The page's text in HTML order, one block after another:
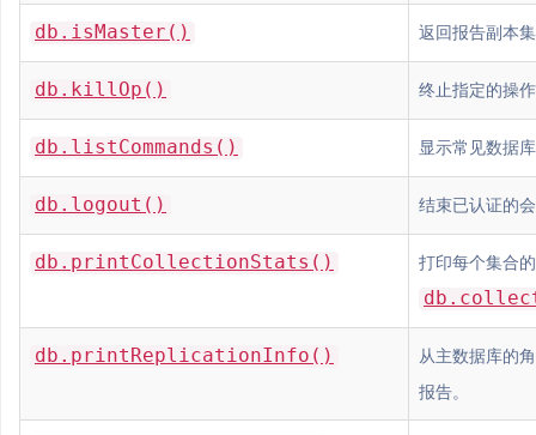
db.isMaster() 返回报告副本
db.killOp() 终止指定的操
db.listCommands() 显示常见数据
db.logout() 结束已认证的
db.printCollectionStats() 打印每个集合
db.printReplicationInfo()
从主数据库的
报告。